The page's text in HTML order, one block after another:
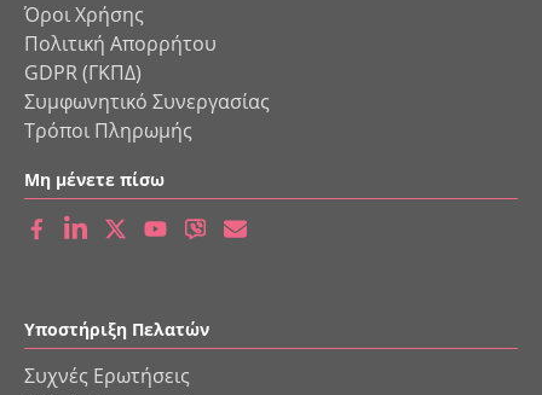
Όροι Χρήσης
Πολιτική Απορρήτου
GDPR (ΓΚΠΔ)
Συμφωνητικό Συνεργασίας
Τρόποι Πληρωμής
Μη μένετε πίσω
Υποστήριξη Πελατών
Συχνές Ερωτήσεις